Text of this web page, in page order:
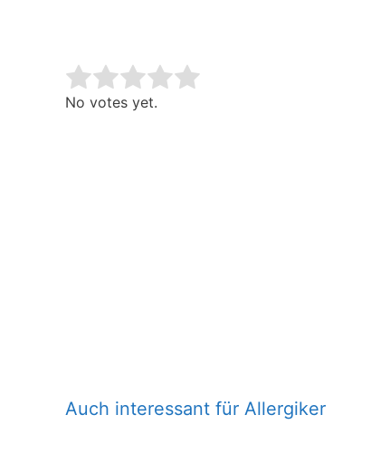
Rate this item:
No votes yet.
Auch interessant für Allergiker